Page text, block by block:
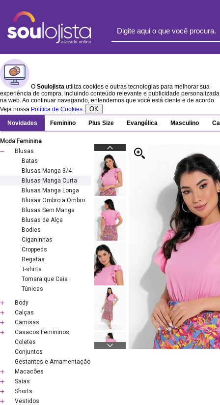
O Soulojista utiliza cookies e outras tecnologias para melhorar sua
experiência de compra, incluindo conteúdo relevante e publicidade personalizada
na web. Ao continuar navegando, entendemos que você está ciente e de acordo.
Veja nossa Política de Cookies. OK
Novidades Feminino Plus Size Evangélica Masculino
Moda Feminina
Blusas
Batas
Blusas Manga 3/4
Blusas Manga Curta
Blusas Manga Longa
Blusas Ombro a Ombro
Blusas Sem Manga
Blusas de Alça
Bodies
Ciganinhas
Croppeds
Regatas
T-shirts
Tomara que Caia
Túnicas
Body
Calças
Camisas
Casacos Femininos
Coletes
Conjuntos
Gestantes e Amamentação
Macacões
Saias
Shorts
Vestidos